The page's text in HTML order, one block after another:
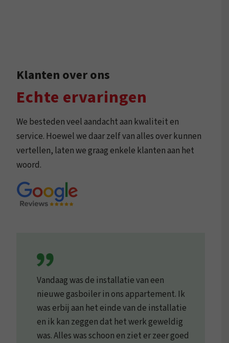
Klanten over ons
Echte ervaringen
We besteden veel aandacht aan kwaliteit en
service. Hoewel we daar zelf van alles over kunnen
vertellen, laten we graag enkele klanten aan het
woord.
Vandaag was de installatie van een
nieuwe gasboiler in ons appartement. Ik
was erbij aan het einde van de installatie
en ik kan zeggen dat het werk geweldig
was. Alles was schoon en ziet er zeer goed